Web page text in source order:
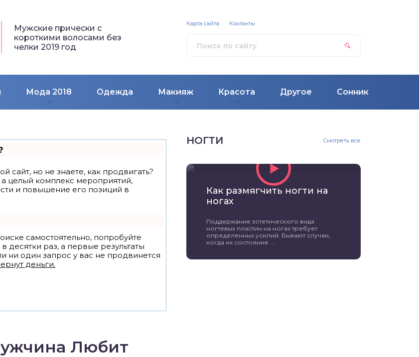
Мужские прически с
короткими волосами без
челки 2019 год
Мода 2018 Одежда Макияж Красота Другое Сонник
Карта сайта Контакты
сайт, но не знаете, как продвигать?
целый комплекс мероприятий,
и повышение его позиций в
самостоятельно, попробуйте
десятки раз, а первые результаты
ни один запрос у вас не продвинется
деньги.
Любит
НОГТИ Смотреть все
Как размягчить ногти на
ногах
Поддержание эстетического вида
ногтевых пластин на ногах требует
определенных усилий. Бывают случаи,
когда их состояние ...